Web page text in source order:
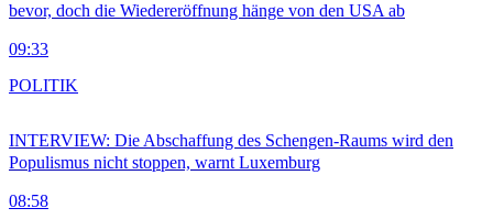
bevor, doch die Wiedereröffnung hänge von den USA ab
09:33
INTERVIEW: Die Abschaffung des Schengen-Raums wird den
Populismus nicht stoppen, warnt Luxemburg
08:58
POLITIK